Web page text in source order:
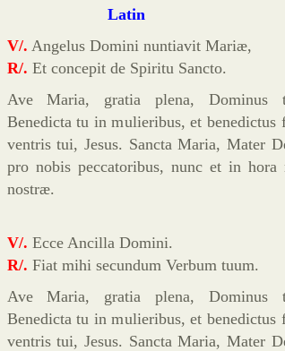
Latin
V/. Angelus Domini nuntiavit Mariæ,
R/. Et concepit de Spiritu Sancto.
Ave Maria, gratia plena, Dominus
Benedicta tu in mulieribus, et benedictus
ventris tui, Jesus. Sancta Maria, Mater
pro nobis peccatoribus, nunc et in hora
nostræ.
V/. Ecce Ancilla Domini.
R/. Fiat mihi secundum Verbum tuum.
Ave Maria, gratia plena, Dominus
Benedicta tu in mulieribus, et benedictus
ventris tui, Jesus. Sancta Maria, Mater